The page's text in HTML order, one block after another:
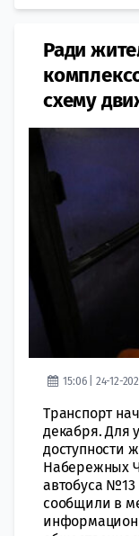
Ради
схему
15:06 | 24-12-
Транспорт
декабря. Для
доступности
Набережных
автобуса №13
сообщили в